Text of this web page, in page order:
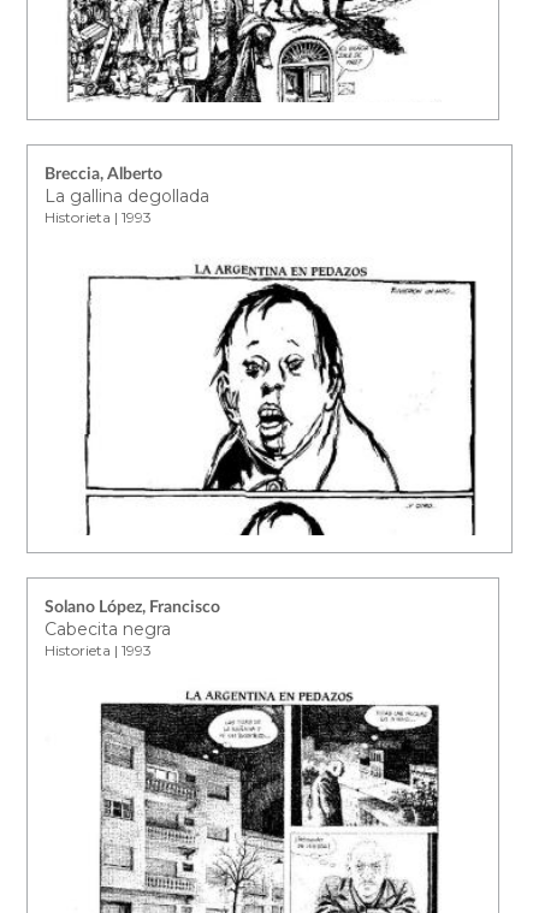
Breccia, Alberto
La gallina degollada
Historieta | 1993
Solano López, Francisco
Cabecita negra
Historieta | 1993